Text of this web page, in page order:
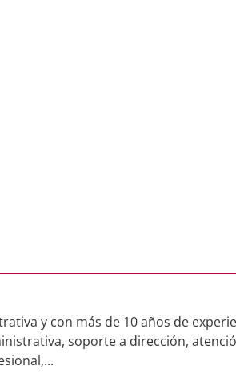
y con más de 10 años de
soporte a dirección,